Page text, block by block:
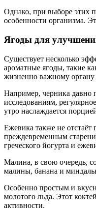
Однако, при выборе этих
особенности организма.
Ягоды для
Существует несколько
ароматные ягоды, такие
жизненно важному
Например, черника давно
исследованиям,
утро наслаждается
Ежевика также не
преждевременным
греческого йогурта и
Малина, в свою очередь,
малины, банана и
Особенно простым и
молотого льда. Этот
активности.